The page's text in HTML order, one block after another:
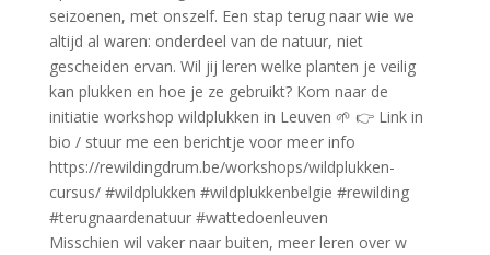
Misschien wil vaker naar buiten, meer leren over w